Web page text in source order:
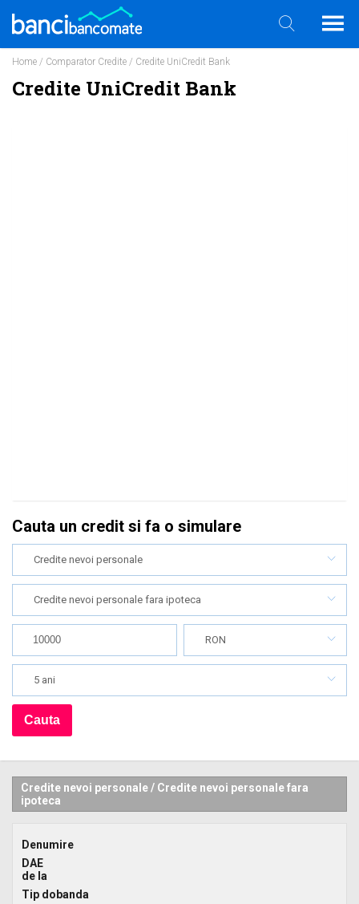
Home / Comparator Credite / Credite UniCredit Bank
Credite UniCredit Bank
Cauta un credit si fa o simulare
Credite nevoi personale
Credite nevoi personale fara ipoteca
RON
5 ani
Credite nevoi personale/ Credite nevoi personale fara
ipoteca
Denumire
DAE
de la
Tip dobanda